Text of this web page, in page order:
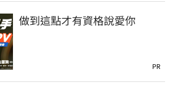
做到這點才有資格說愛你
PR